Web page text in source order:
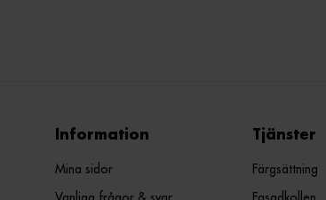
Information
Mina sidor
Tjänster
Färgsättning